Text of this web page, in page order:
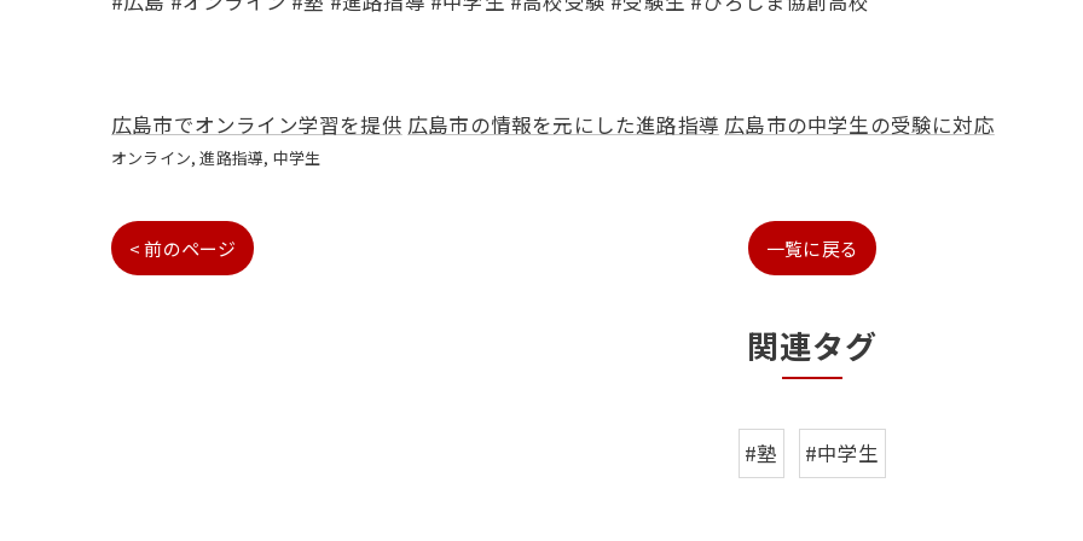
広島市でオンライン学習を提供 広島市の情報を元にした進路指導 広島市の中学生の受験に対応
オンライン 進路指導 中学生
< 前のページ 一覧に戻る
関連タグ
#塾 #中学生